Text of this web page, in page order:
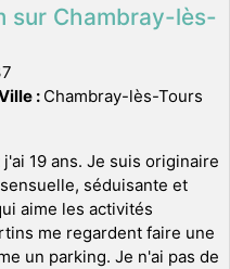
sur Chambray-lès-
: Chambray-lès-Tours
19 ans. Je suis originaire
séduisante et
aime les activités
me regardent faire une
un parking. Je n'ai pas de